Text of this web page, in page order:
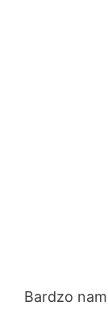
Bardzo